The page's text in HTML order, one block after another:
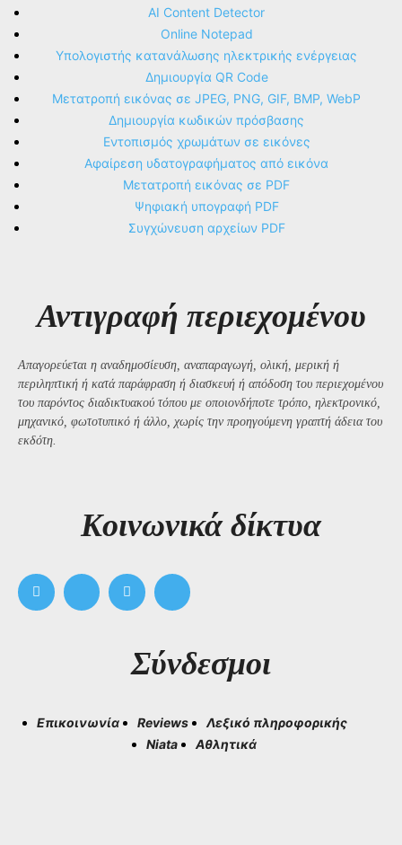
AI Content Detector
Online Notepad
Υπολογιστής κατανάλωσης ηλεκτρικής ενέργειας
Δημιουργία QR Code
Μετατροπή εικόνας σε JPEG, PNG, GIF, BMP, WebP
Δημιουργία κωδικών πρόσβασης
Εντοπισμός χρωμάτων σε εικόνες
Αφαίρεση υδατογραφήματος από εικόνα
Μετατροπή εικόνας σε PDF
Ψηφιακή υπογραφή PDF
Συγχώνευση αρχείων PDF
Αντιγραφή περιεχομένου
Απαγορεύεται η αναδημοσίευση, αναπαραγωγή, ολική, μερική ή
περιληπτική ή κατά παράφραση ή διασκευή ή απόδοση του περιεχομένου
του παρόντος διαδικτυακού τόπου με οποιονδήποτε τρόπο, ηλεκτρονικό,
μηχανικό, φωτοτυπικό ή άλλο, χωρίς την προηγούμενη γραπτή άδεια του
εκδότη.
Kοινωνικά δίκτυα
Σύνδεσμοι
Επικοινωνία Reviews
Λεξικό πληροφορικής
Niata
Αθλητικά